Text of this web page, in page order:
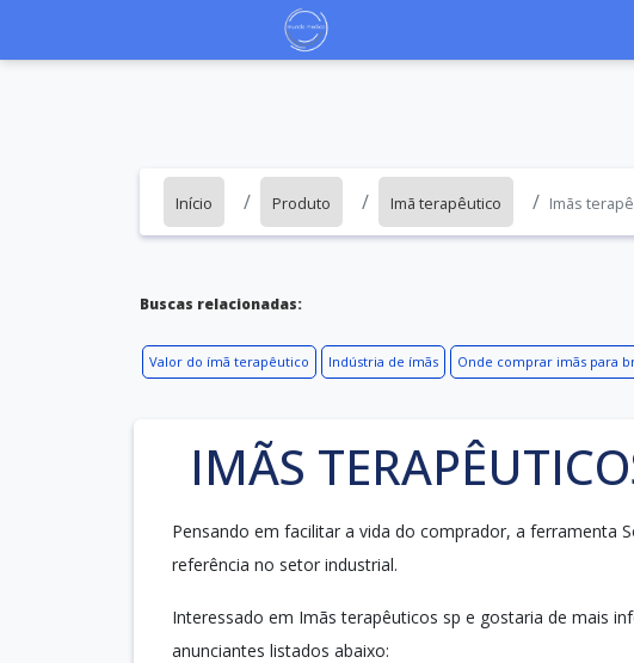
Início Produto Imã terapêutico Imãs
Buscas relacionadas:
Valor do ímã terapêutico Indústria de ímãs Onde comprar imãs para
IMÃS
Pensando em facilitar a vida do comprador, a ferramenta
referência no setor industrial.
Interessado em Imãs terapêuticos sp e gostaria de mais
anunciantes listados abaixo: